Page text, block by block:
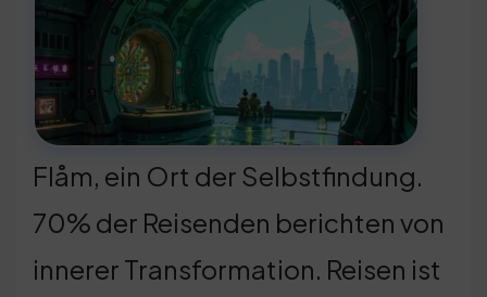
Flåm, ein Ort der Selbstfindung.
70% der Reisenden berichten von
innerer Transformation. Reisen ist